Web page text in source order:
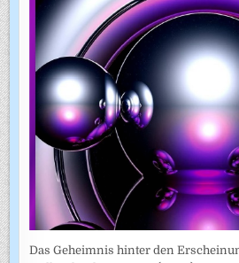
Das Geheimnis hinter den